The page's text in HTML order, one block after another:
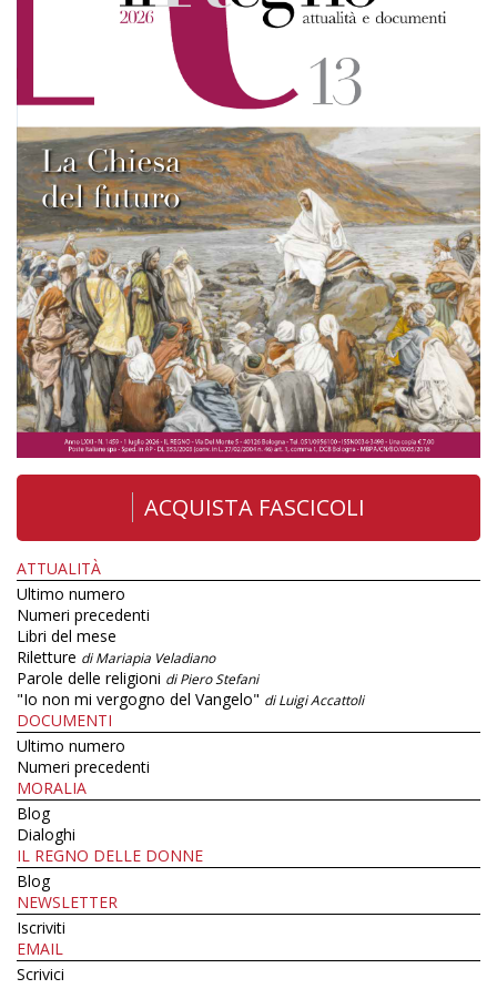
ACQUISTA FASCICOLI
ATTUALITÀ
Ultimo numero
Numeri precedenti
Libri del mese
Riletture di Mariapia Veladiano
Parole delle religioni di Piero Stefani
"Io non mi vergogno del Vangelo" di Luigi Accattoli
DOCUMENTI
Ultimo numero
Numeri precedenti
MORALIA
Blog
Dialoghi
IL REGNO DELLE DONNE
Blog
NEWSLETTER
Iscriviti
EMAIL
Scrivici